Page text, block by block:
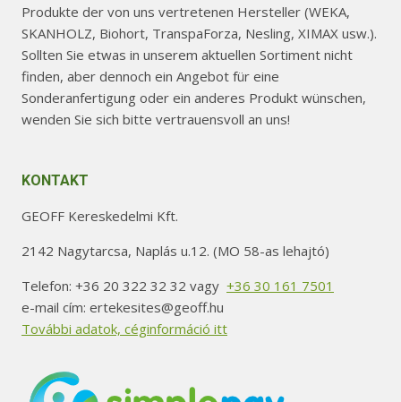
Produkte der von uns vertretenen Hersteller (WEKA,
SKANHOLZ, Biohort, TranspaForza, Nesling, XIMAX usw.).
Sollten Sie etwas in unserem aktuellen Sortiment nicht
finden, aber dennoch ein Angebot für eine
Sonderanfertigung oder ein anderes Produkt wünschen,
wenden Sie sich bitte vertrauensvoll an uns!
KONTAKT
GEOFF Kereskedelmi Kft.
2142 Nagytarcsa, Naplás u.12. (MO 58-as lehajtó)
Telefon: +36 20 322 32 32 vagy +36 30 161 7501
e-mail cím: ertekesites@geoff.hu
További adatok, céginformáció itt